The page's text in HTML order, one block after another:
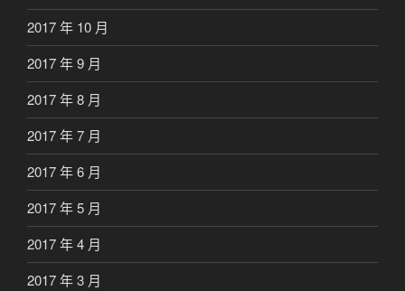
2017 年 10 月
2017 年 9 月
2017 年 8 月
2017 年 7 月
2017 年 6 月
2017 年 5 月
2017 年 4 月
2017 年 3 月